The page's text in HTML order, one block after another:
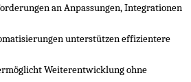
an Anpassungen, Integrationen
unterstützen effizientere
Weiterentwicklung ohne